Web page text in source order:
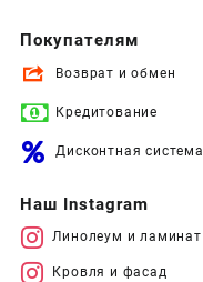
Покупателям
Возврат и обмен
Кредитование
Дисконтная система
Наш Instagram
Линолеум и ламинат
Кровля и фасад